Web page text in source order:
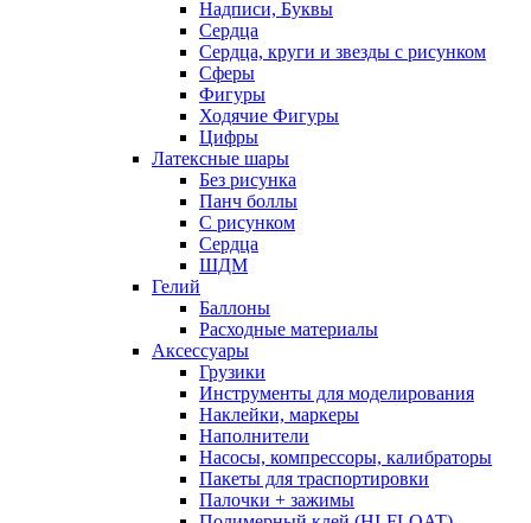
Надписи, Буквы
Сердца
Сердца, круги и звезды с рисунком
Сферы
Фигуры
Ходячие Фигуры
Цифры
Латексные шары
Без рисунка
Панч боллы
С рисунком
Сердца
ШДМ
Гелий
Баллоны
Расходные материалы
Аксессуары
Грузики
Инструменты для моделирования
Наклейки, маркеры
Наполнители
Насосы, компрессоры, калибраторы
Пакеты для траспортировки
Палочки + зажимы